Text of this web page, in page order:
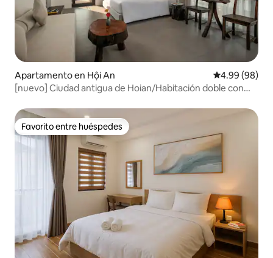
Apartamento en Hội An Calificación
4.99 (98)
[nuevo] Ciudad antigua de Hoian/Habitación doble con
Favorito entre huéspedes
Favorito entre huéspedes